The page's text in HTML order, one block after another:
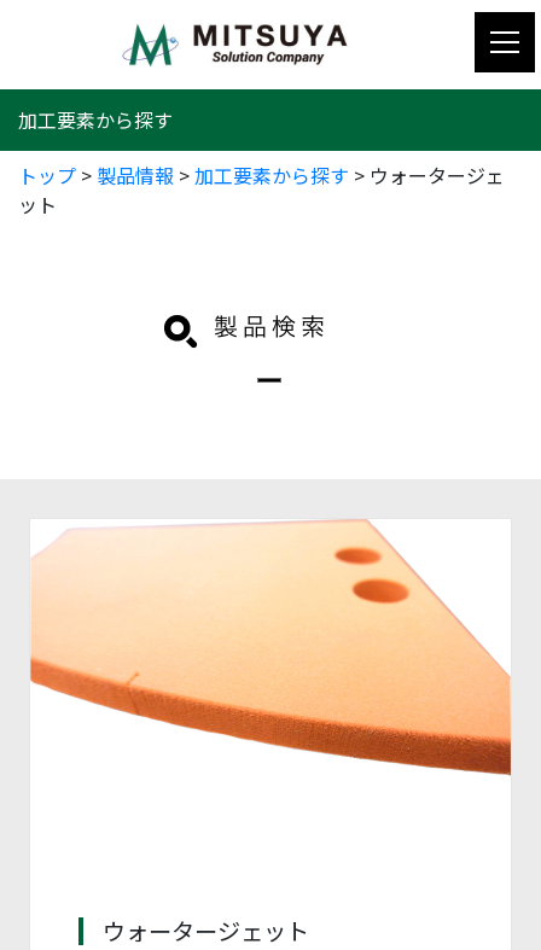
へ
加工要素から探す
トップ > 製品情報 >加工要素から探す > ウォータージェ
ット
ウォータージェット